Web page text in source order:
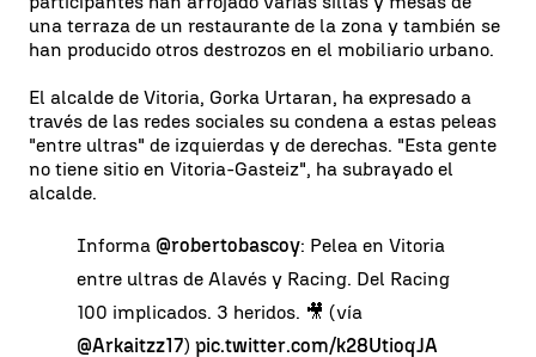
una terraza de un restaurante de la zona y también se
han producido otros destrozos en el mobiliario urbano.
El alcalde de Vitoria, Gorka Urtaran, ha expresado a
través de las redes sociales su condena a estas peleas
"entre ultras" de izquierdas y de derechas. "Esta gente
no tiene sitio en Vitoria-Gasteiz", ha subrayado el
alcalde.
Informa @robertobascoy: Pelea en Vitoria
entre ultras de Alavés y Racing. Del Racing
100 implicados. 3 heridos. 🎥 (vía
@Arkaitzz17) pic.twitter.com/k28UtioqJA